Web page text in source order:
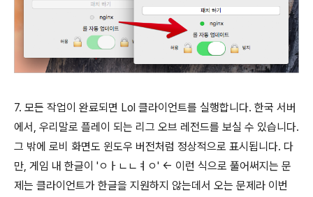
7. 모든 작업이 완료되면 Lol 클라이언트를 실행합니다. 한국 서버
에서, 우리말로 플레이 되는 리그 오브 레전드를 보실 수 있습니다.
그 밖에 로비 화면도 윈도우 버전처럼 정상적으로 표시됩니다. 다
만, 게임 내 한글이 'ㅇㅏㄴㄴㅕㅇ' ← 이런 식으로 풀어써지는 문
제는 클라이언트가 한글을 지원하지 않는데서 오는 문제라 이번